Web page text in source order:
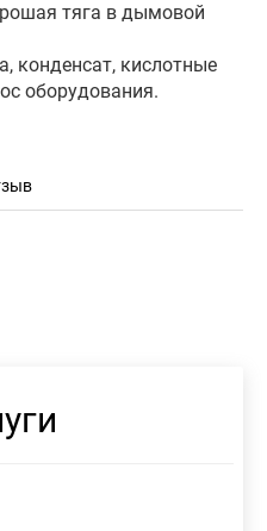
тяга в дымовой
конденсат, кислотные
оборудования.